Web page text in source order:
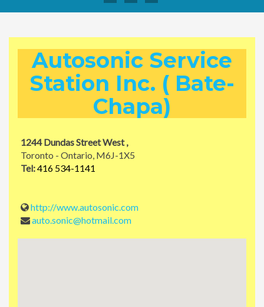
Autosonic Service
Station Inc. ( Bate-
Chapa)
1244 Dundas Street West ,
Toronto - Ontario, M6J-1X5
Tel:416 534-1141
http://www.autosonic.com
auto.sonic@hotmail.com